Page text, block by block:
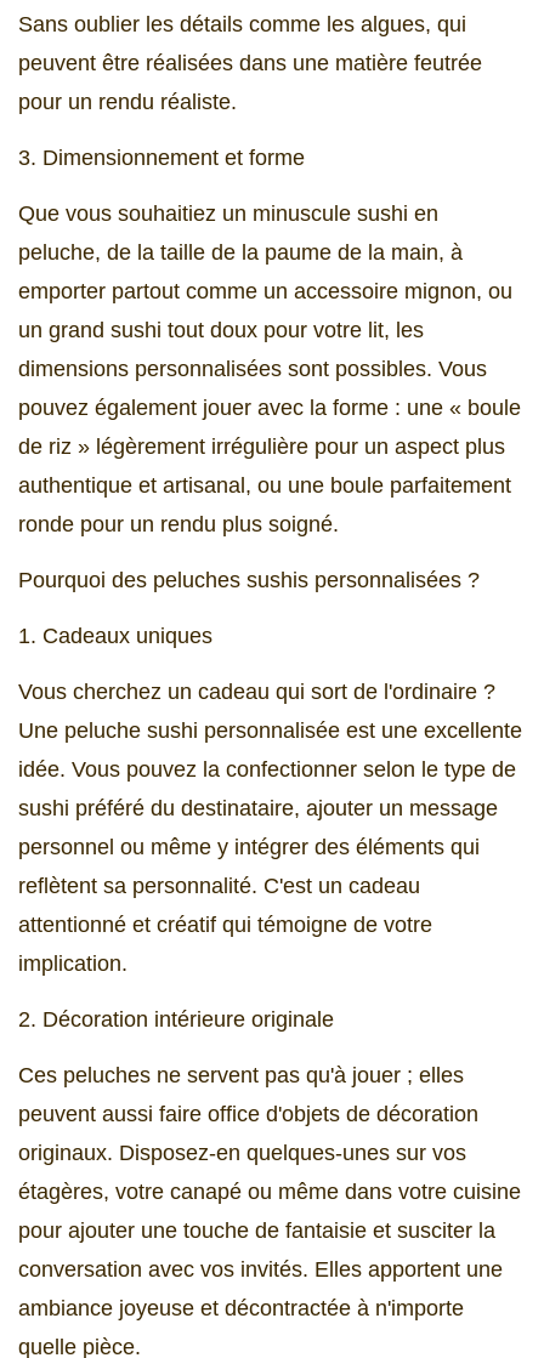
Sans oublier les détails comme les algues, qui
peuvent être réalisées dans une matière feutrée
pour un rendu réaliste.
3. Dimensionnement et forme
Que vous souhaitiez un minuscule sushi en
peluche, de la taille de la paume de la main, à
emporter partout comme un accessoire mignon, ou
un grand sushi tout doux pour votre lit, les
dimensions personnalisées sont possibles. Vous
pouvez également jouer avec la forme : une « boule
de riz » légèrement irrégulière pour un aspect plus
authentique et artisanal, ou une boule parfaitement
ronde pour un rendu plus soigné.
Pourquoi des peluches sushis personnalisées ?
1. Cadeaux uniques
Vous cherchez un cadeau qui sort de l'ordinaire ?
Une peluche sushi personnalisée est une excellente
idée. Vous pouvez la confectionner selon le type de
sushi préféré du destinataire, ajouter un message
personnel ou même y intégrer des éléments qui
reflètent sa personnalité. C'est un cadeau
attentionné et créatif qui témoigne de votre
implication.
2. Décoration intérieure originale
Ces peluches ne servent pas qu'à jouer ; elles
peuvent aussi faire office d'objets de décoration
originaux. Disposez-en quelques-unes sur vos
étagères, votre canapé ou même dans votre cuisine
pour ajouter une touche de fantaisie et susciter la
conversation avec vos invités. Elles apportent une
ambiance joyeuse et décontractée à n'importe
quelle pièce.